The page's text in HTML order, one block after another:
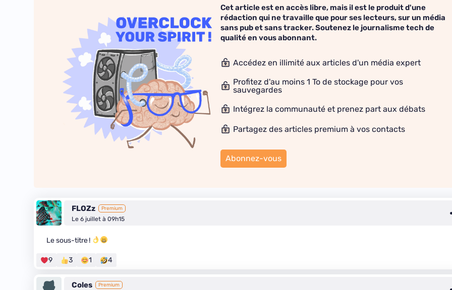
Cet article est en accès libre, mais il est le produit d'une
rédaction qui ne travaille que pour ses lecteurs, sur un média
sans pub et sans tracker. Soutenez le journalisme tech de
qualité en vous abonnant.
Accédez en illimité aux articles d'un média expert
Profitez d'au moins 1 To de stockage pour vos
sauvegardes
Intégrez la communauté et prenez part aux débats
Partagez des articles premium à vos contacts
Abonnez-vous
FLOZz Premium
Le 6 juillet à 09h15
Le sous-titre !
9 3 1 4
Coles Premium